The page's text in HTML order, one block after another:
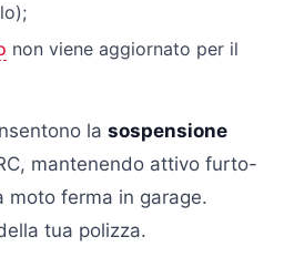
non viene aggiornato per il
la sospensione
mantenendo attivo furto-
moto ferma in garage.
tua polizza.